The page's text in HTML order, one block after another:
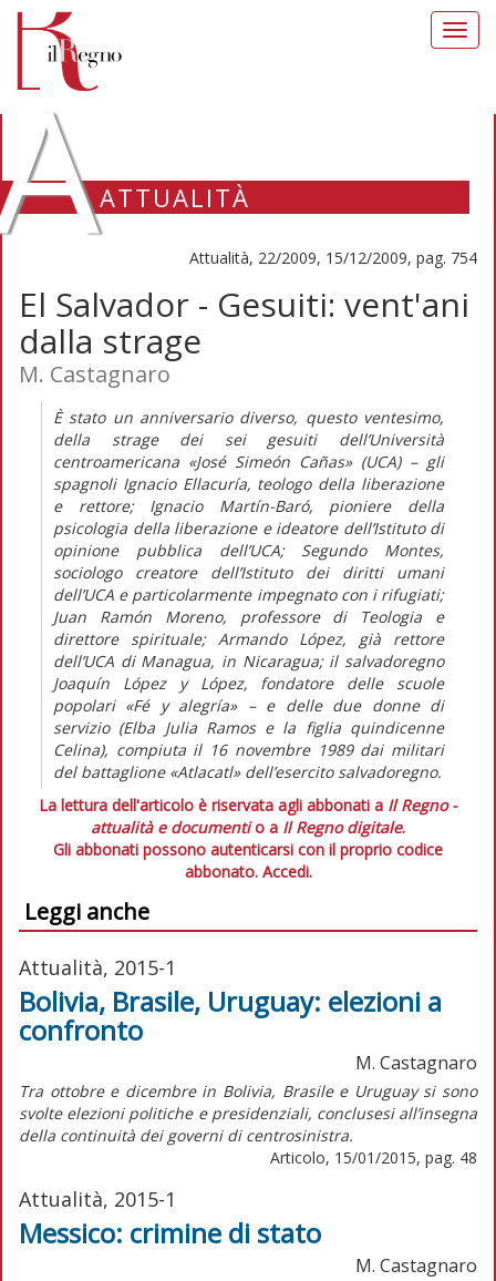
ATTUALITÀ
Attualità, 22/2009, 15/12/2009, pag. 754
El Salvador - Gesuiti: vent'ani
dalla strage
M. Castagnaro
È stato un anniversario diverso, questo ventesimo,
della strage dei sei gesuiti dell’Università
centroamericana «José Simeón Cañas» (UCA) – gli
spagnoli Ignacio Ellacuría, teologo della liberazione
e rettore; Ignacio Martín-Baró, pioniere della
psicologia della liberazione e ideatore dell’Istituto di
opinione pubblica dell’UCA; Segundo Montes,
sociologo creatore dell’Istituto dei diritti umani
dell’UCA e particolarmente impegnato con i rifugiati;
Juan Ramón Moreno, professore di Teologia e
direttore spirituale; Armando López, già rettore
dell’UCA di Managua, in Nicaragua; il salvadoregno
Joaquín López y López, fondatore delle scuole
popolari «Fé y alegría» – e delle due donne di
servizio (Elba Julia Ramos e la figlia quindicenne
Celina), compiuta il 16 novembre 1989 dai militari
del battaglione «Atlacatl» dell’esercito salvadoregno.
La lettura dell'articolo è riservata agli abbonati a Il Regno -
attualità e documentio a Il Regno digitale.
Gli abbonati possono autenticarsi con il proprio codice
abbonato. Accedi.
Leggi anche
Attualità, 2015-1
Bolivia, Brasile, Uruguay: elezioni a
confronto
M. Castagnaro
Tra ottobre e dicembre in Bolivia, Brasile e Uruguay si sono
svolte elezioni politiche e presidenziali, conclusesi all’insegna
della continuità dei governi di centrosinistra.
Articolo, 15/01/2015, pag. 48
Attualità, 2015-1
Messico: crimine di stato
M. Castagnaro